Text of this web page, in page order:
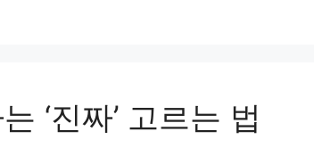
‘진짜’ 고르는 법